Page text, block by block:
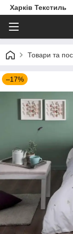
Харків Текстиль
Товари та
–17%